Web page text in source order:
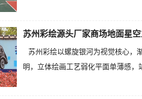
苏州彩绘源头厂家商场地面星空
苏州彩绘以螺旋银河为视觉核心，
明，立体绘画工艺弱化平面单薄感